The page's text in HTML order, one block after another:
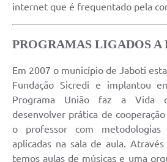
internet que é frequentado pela
PROGRAMAS LIGADOS A
Em 2007 o município de Jaboti
Fundação Sicredi e implantou
Programa União faz a Vida
desenvolver prática de
o professor com
aplicadas na sala de aula.
temos aulas de músicas e uma